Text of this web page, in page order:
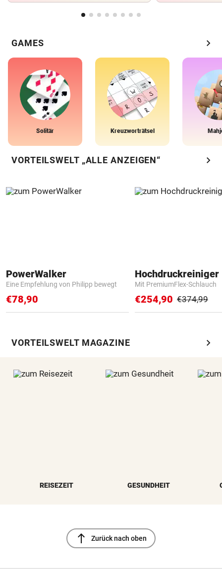
GAMES chevron_right
Solitär Kreuzworträtsel
VORTEILSWELT „ALLE ANZEIGEN“ chevron_right
PowerWalker
Eine Empfehlung von Philipp bewegt
€78,90
Hochdruckreiniger
Mit PremiumFlex-Schlauch
€254,90 €374,99
VORTEILSWELT MAGAZINE chevron_right
REISEZEIT GESUNDHEIT
north Zurück nach oben